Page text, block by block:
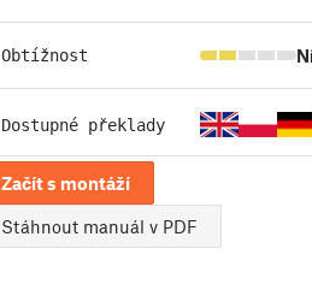
Obtížnost
Dostupné překlady
Začít s montáží
Stáhnout manuál v PDF